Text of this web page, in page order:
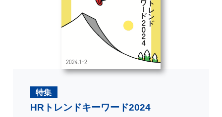
特集
HRトレンドキーワード2024